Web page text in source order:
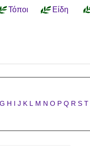
Τόποι Είδη
G H I J K L M N O P Q R S T